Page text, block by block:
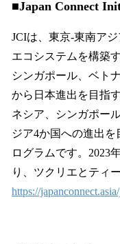
■Japan Connect
JCIは、東京-東南ア
エコシステムを構築
シンガポール、ベト
から日本進出を目指
ネシア、シンガポー
ジア4か国への進出
ログラムです。2023
り、ツクリエとティ
https://